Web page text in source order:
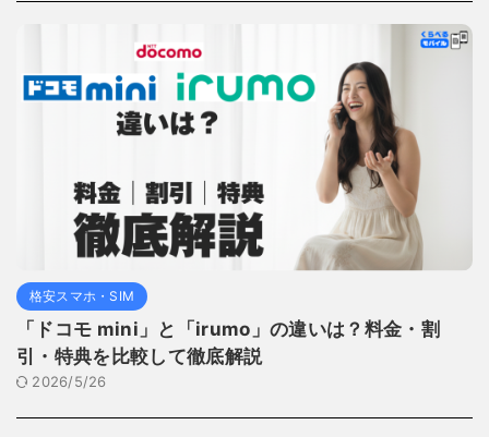
格安スマホ・SIM
「ドコモ mini」と「irumo」の違いは？料金・割
引・特典を比較して徹底解説
2026/5/26